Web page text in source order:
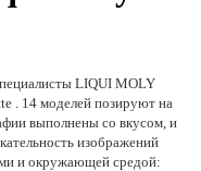
LIQUI MOLY
. 14 моделей позируют на
выполнены со вкусом, и
изображений
и окружающей средой: